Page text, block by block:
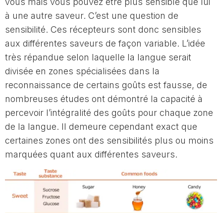
à une autre saveur. C’est une question de
sensibilité. Ces récepteurs sont donc sensibles
aux différentes saveurs de façon variable. L’idée
très répandue selon laquelle la langue serait
divisée en zones spécialisées dans la
reconnaissance de certains goûts est fausse, de
nombreuses études ont démontré la capacité à
percevoir l’intégralité des goûts pour chaque zone
de la langue. Il demeure cependant exact que
certaines zones ont des sensibilités plus ou moins
marquées quant aux différentes saveurs.